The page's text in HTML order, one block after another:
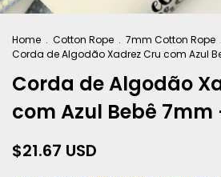
Home . Cotton Rope . 7mm Cotton Rope
Corda de Algodão Xadrez Cru com Azul
Corda de Algodão
com Azul Bebê 7mm
$21.67 USD